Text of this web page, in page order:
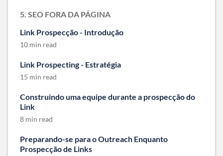
5. SEO FORA DA PÁGINA
Link Prospecção - Introdução
10 min read
Link Prospecting - Estratégia
15 min read
Construindo uma equipe durante a prospecção do
Link
8 min read
Preparando-se para o Outreach Enquanto
Prospecção de Links